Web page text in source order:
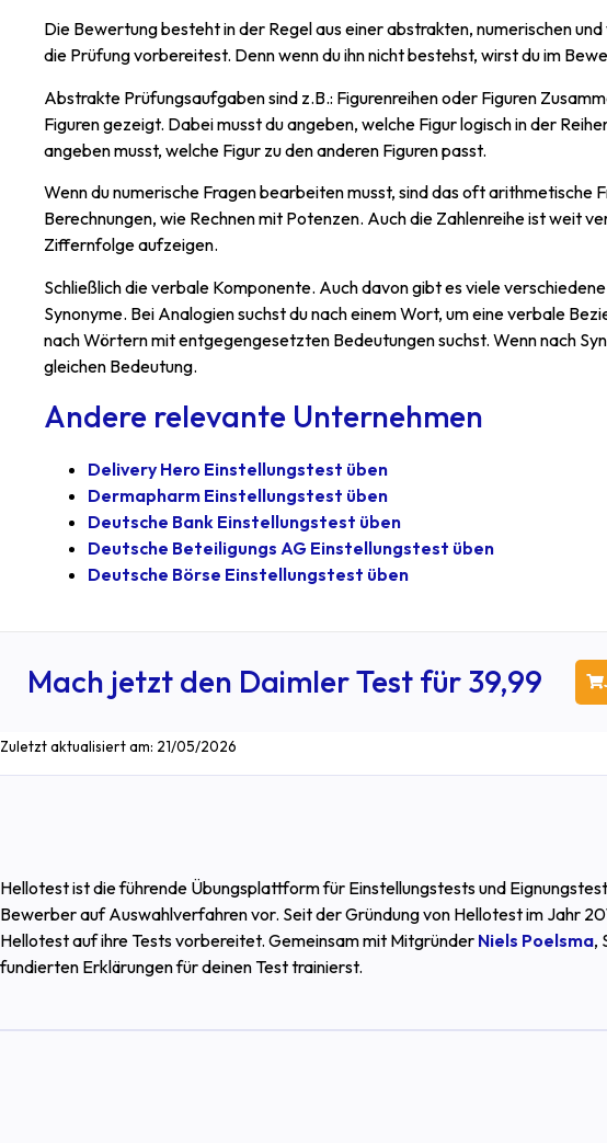
Die Bewertung besteht in der Regel aus einer abstrakten, numerischen
die Prüfung vorbereitest. Denn wenn du ihn nicht bestehst, wirst du im
Abstrakte Prüfungsaufgaben sind z.B.: Figurenreihen oder Figuren
Figuren gezeigt. Dabei musst du angeben, welche Figur logisch in der
angeben musst, welche Figur zu den anderen Figuren passt.
Wenn du numerische Fragen bearbeiten musst, sind das oft arithmetische
Berechnungen, wie Rechnen mit Potenzen. Auch die Zahlenreihe ist weit
Ziffernfolge aufzeigen.
Schließlich die verbale Komponente. Auch davon gibt es viele
Synonyme. Bei Analogien suchst du nach einem Wort, um eine verbale
nach Wörtern mit entgegengesetzten Bedeutungen suchst. Wenn nach
gleichen Bedeutung.
Andere relevante Unternehmen
Delivery Hero Einstellungstest üben
Dermapharm Einstellungstest üben
Deutsche Bank Einstellungstest üben
Deutsche Beteiligungs AG Einstellungstest üben
Deutsche Börse Einstellungstest üben
Mach jetzt den Daimler Test für 39,99
Zuletzt aktualisiert am: 21/05/2026
Hellotest ist die führende Übungsplattform für Einstellungstests und
Bewerber auf Auswahlverfahren vor. Seit der Gründung von Hellotest im Jahr
Hellotest auf ihre Tests vorbereitet. Gemeinsam mit Mitgründer Niels Poelsma,
fundierten Erklärungen für deinen Test trainierst.